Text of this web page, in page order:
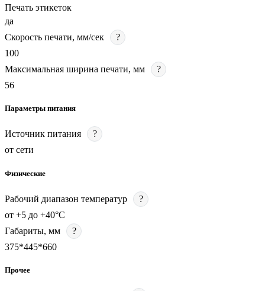
Печать этикеток
да
Скорость печати, мм/сек
?
100
Максимальная ширина печати, мм
?
56
Параметры питания
Источник питания
?
от сети
Физические
Рабочий диапазон температур
?
от +5 до +40°C
Габариты, мм
?
375*445*660
Прочее